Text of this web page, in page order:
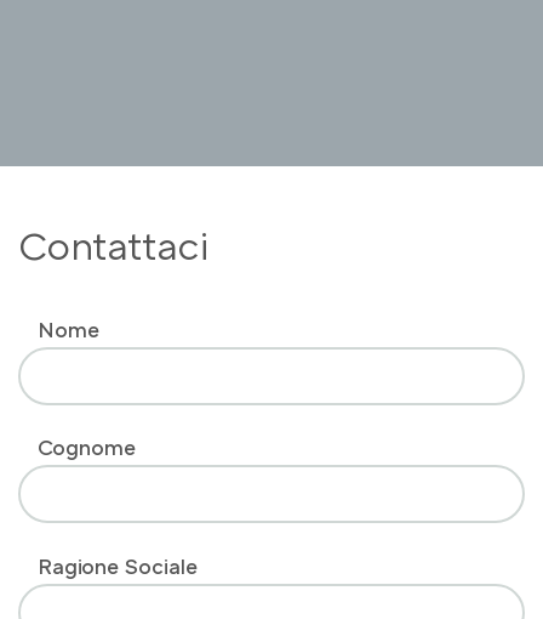
Contattaci
Nome
Cognome
Ragione Sociale